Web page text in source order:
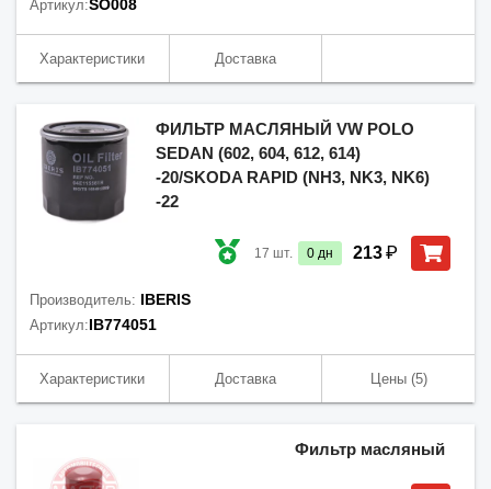
Артикул:SO008
Характеристики Доставка
ФИЛЬТР МАСЛЯНЫЙ VW POLO
SEDAN (602, 604, 612, 614)
-20/SKODA RAPID (NH3, NK3, NK6)
-22
17 шт. 0 дн 213₽
Производитель: IBERIS
Артикул:IB774051
Характеристики Доставка Цены(5)
Фильтр масляный